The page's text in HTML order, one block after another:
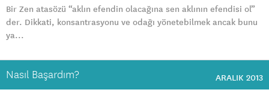
Bir Zen atasözü “aklın efendin olacağına sen aklının efendisi ol”
der. Dikkati, konsantrasyonu ve odağı yönetebilmek ancak bunu
ya...
Nasıl Başardım? ARALIK 2013